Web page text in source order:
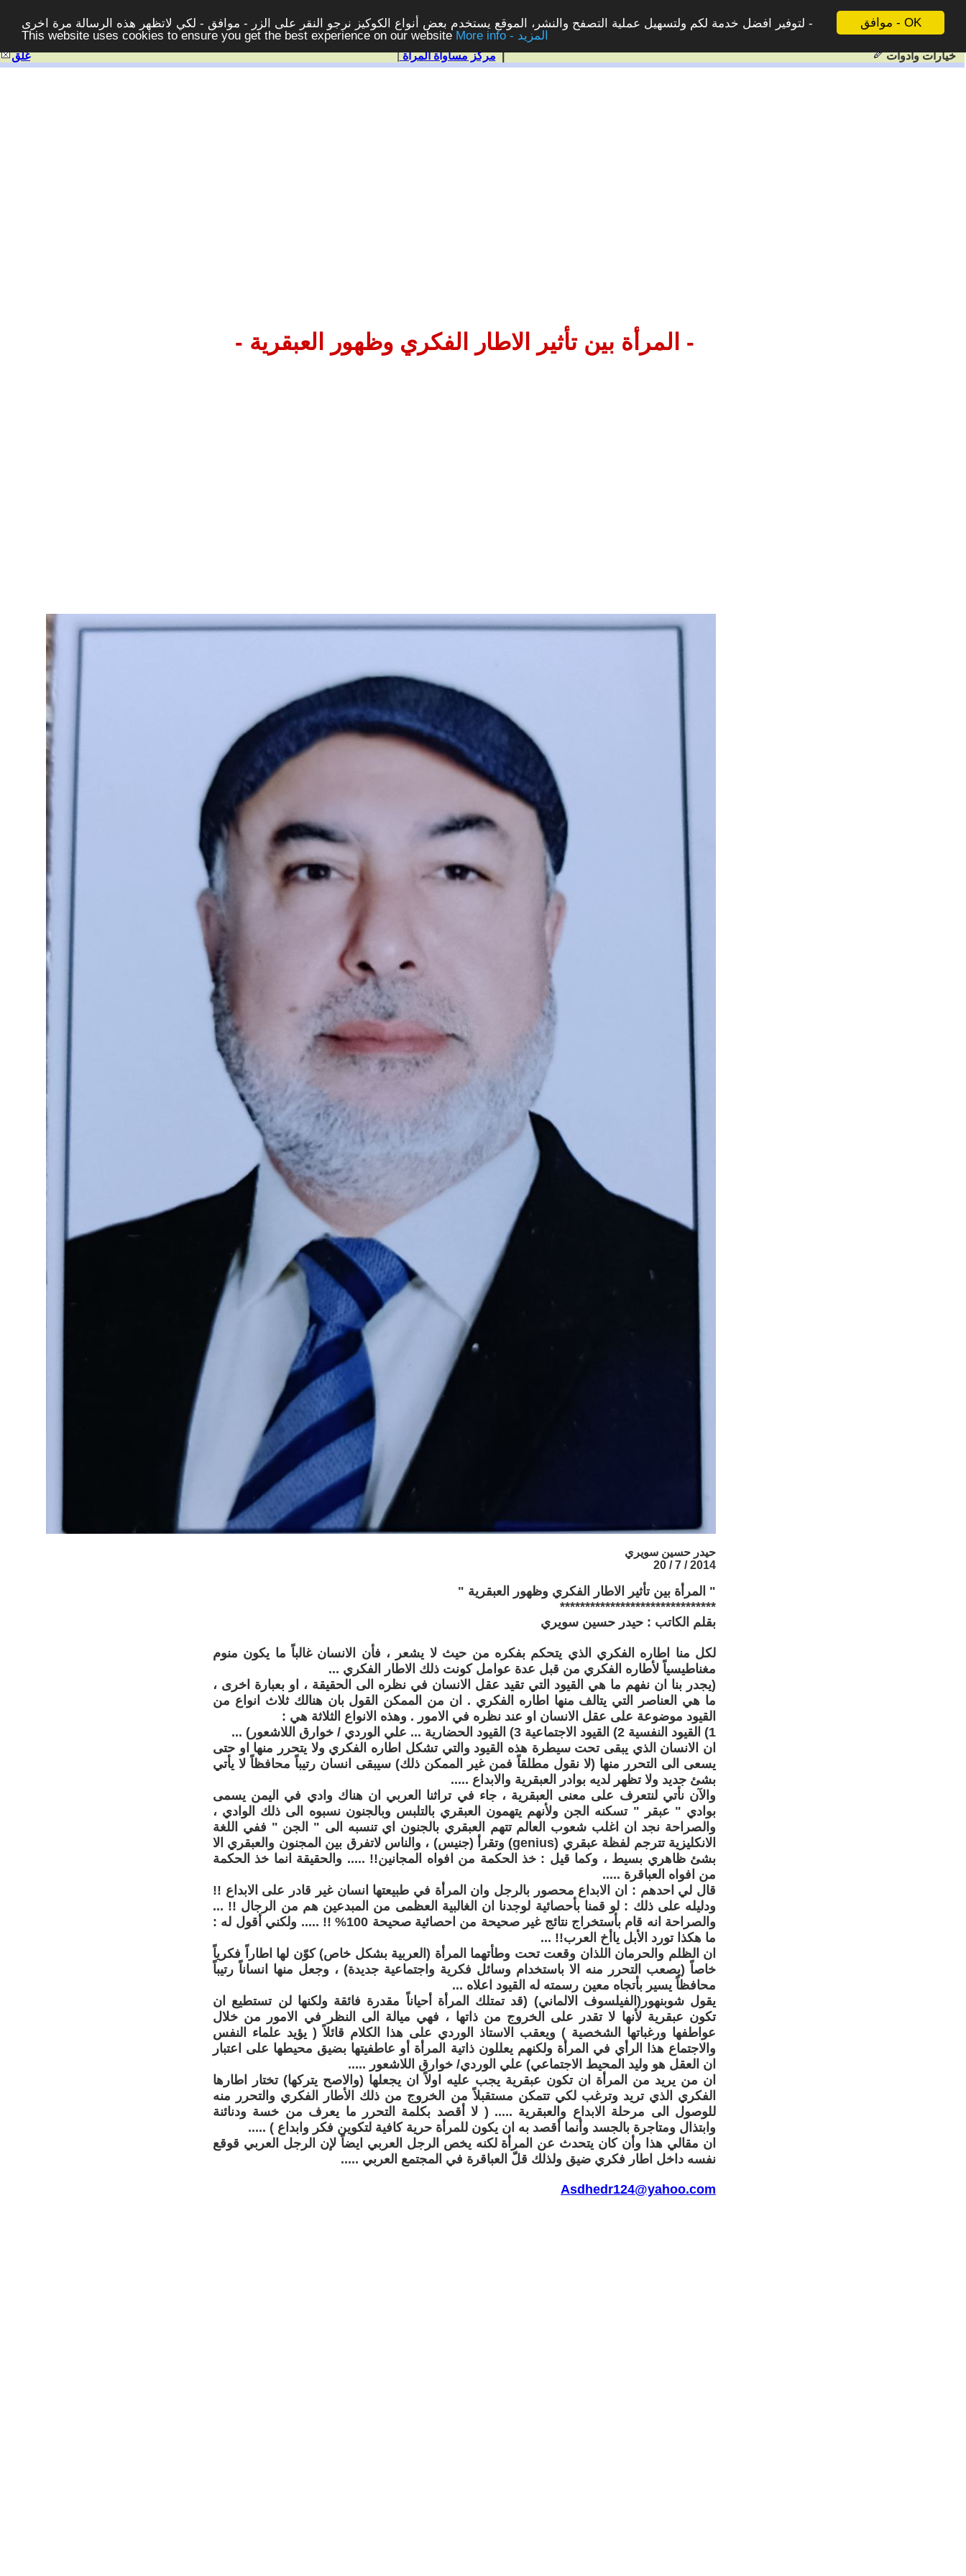
موافق - OK
لتوفير افضل خدمة لكم ولتسهيل عملية التصفح والنشر، الموقع يستخدم بعض أنواع الكوكيز نرجو النقر على الزر - موافق - لكي لاتظهر هذه الرسالة مرة اخرى -
This website uses cookies to ensure you get the best experience on our website
More info - المزيد
غلق | مركز مساواة المرأة| خيارات وادوات
- المرأة بين تأثير الاطار الفكري وظهور العبقرية -
حيدر حسين سويري
2014 / 7 / 20
" المرأة بين تأثير الاطار الفكري وظهور العبقرية "
*******************************
بقلم الكاتب : حيدر حسين سويري
لكل منا اطاره الفكري الذي يتحكم بفكره من حيث لا يشعر ، فأن الانسان غالباً ما يكون منوم
مغناطيسياً لأطاره الفكري من قبل عدة عوامل كونت ذلك الاطار الفكري ...
(يجدر بنا ان نفهم ما هي القيود التي تقيد عقل الانسان في نظره الى الحقيقة ، او بعبارة اخرى ،
ما هي العناصر التي يتالف منها اطاره الفكري . ان من الممكن القول بان هنالك ثلاث انواع من
القيود موضوعة على عقل الانسان او عند نظره في الامور . وهذه الانواع الثلاثة هي :
1) القيود النفسية 2) القيود الاجتماعية 3) القيود الحضارية ... علي الوردي / خوارق اللاشعور) ...
ان الانسان الذي يبقى تحت سيطرة هذه القيود والتي تشكل اطاره الفكري ولا يتحرر منها او حتى
يسعى الى التحرر منها (لا نقول مطلقاً فمن غير الممكن ذلك) سيبقى انسان رتيباً محافظاً لا يأتي
بشئ جديد ولا تظهر لديه بوادر العبقرية والابداع .....
والآن نأتي لنتعرف على معنى العبقرية ، جاء في تراثنا العربي ان هناك وادي في اليمن يسمى
بوادي " عبقر " تسكنه الجن ولأنهم يتهمون العبقري بالتلبس وبالجنون نسبوه الى ذلك الوادي ،
والصراحة نجد ان اغلب شعوب العالم تتهم العبقري بالجنون اي تنسبه الى " الجن " ففي اللغة
الانكليزية تترجم لفظة عبقري (genius) وتقرأ (جنيس) ، والناس لاتفرق بين المجنون والعبقري الا
بشئ ظاهري بسيط ، وكما قيل : خذ الحكمة من افواه المجانين!! ..... والحقيقة انما خذ الحكمة
من افواه العباقرة .....
قال لي احدهم : ان الابداع محصور بالرجل وان المرأة في طبيعتها انسان غير قادر على الابداع !!
ودليله على ذلك : لو قمنا بأحصائية لوجدنا ان الغالبية العظمى من المبدعين هم من الرجال !! ...
والصراحة انه قام بأستخراج نتائج غير صحيحة من احصائية صحيحة 100% !! ..... ولكني أقول له :
ما هكذا تورد الأبل ياأخ العرب!! ...
ان الظلم والحرمان اللذان وقعت تحت وطأتهما المرأة (العربية بشكل خاص) كوّن لها اطاراً فكرياً
خاصاً (يصعب التحرر منه الا باستخدام وسائل فكرية واجتماعية جديدة) ، وجعل منها انساناً رتيباً
محافظاً يسير بأتجاه معين رسمته له القيود اعلاه ...
يقول شوبنهور(الفيلسوف الالماني) (قد تمتلك المرأة أحياناً مقدرة فائقة ولكنها لن تستطيع ان
تكون عبقرية لأنها لا تقدر على الخروج من ذاتها ، فهي ميالة الى النظر في الامور من خلال
عواطفها ورغباتها الشخصية ) ويعقب الاستاذ الوردي على هذا الكلام قائلاً ( يؤيد علماء النفس
والاجتماع هذا الرأي في المرأة ولكنهم يعللون ذاتية المرأة أو عاطفيتها بضيق محيطها على اعتبار
ان العقل هو وليد المحيط الاجتماعي) علي الوردي/ خوارق اللاشعور .....
ان من يريد من المرأة ان تكون عبقرية يجب عليه اولاً ان يجعلها (والاصح يتركها) تختار اطارها
الفكري الذي تريد وترغب لكي تتمكن مستقبلاً من الخروج من ذلك الأطار الفكري والتحرر منه
للوصول الى مرحلة الابداع والعبقرية ..... ( لا أقصد بكلمة التحرر ما يعرف من خسة ودنائنة
وابتذال ومتاجرة بالجسد وأنما أقصد به ان يكون للمرأة حرية كافية لتكوين فكر وابداع ) .....
ان مقالي هذا وأن كان يتحدث عن المرأة لكنه يخص الرجل العربي ايضاً لإن الرجل العربي قوقع
نفسه داخل اطار فكري ضيق ولذلك قلّ العباقرة في المجتمع العربي .....
Asdhedr124@yahoo.com